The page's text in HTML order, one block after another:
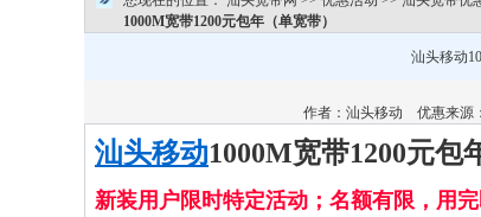
1000M宽带1200元包年（单宽带）
汕头移动
作者： 汕头移动 优惠来源
汕头移动1000M宽带1200元包
新装用户限时特定活动；名额有限，用完